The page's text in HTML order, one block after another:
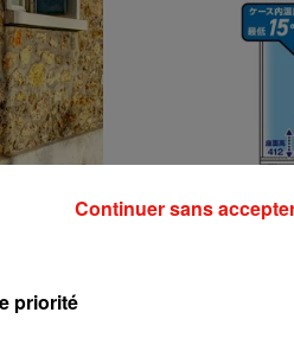
année
Canicule au
veulent
priorité
Continuer sans